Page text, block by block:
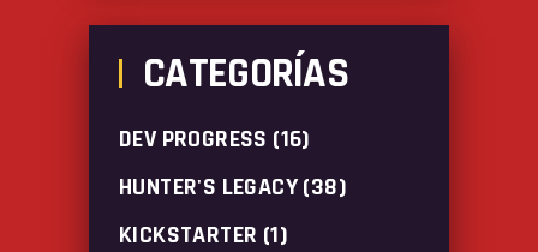
CATEGORÍAS
DEV PROGRESS (16)
HUNTER'S LEGACY(38)
KICKSTARTER (1)